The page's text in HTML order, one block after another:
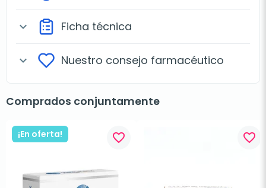
expand_more Ficha técnica
expand_more Nuestro consejo farmacéutico
Comprados conjuntamente
¡En oferta! favorite_border favorite_border